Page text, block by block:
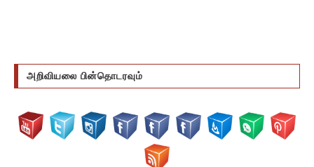
அறிவியலை பின்தொடரவும்